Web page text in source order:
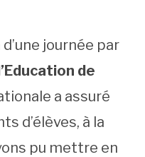
journée par
de
a assuré
d’élèves, à la
pu mettre en